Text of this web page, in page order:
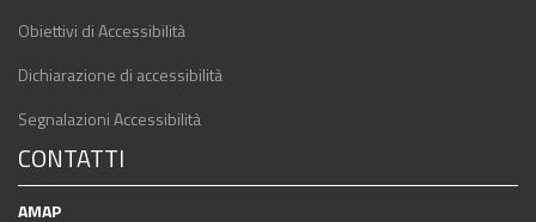
Obiettivi di Accessibilità
Dichiarazione di accessibilità
Segnalazioni Accessibilità
CONTATTI
AMAP